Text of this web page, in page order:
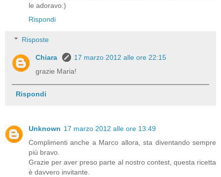
le adoravo:)
Rispondi
Risposte
Chiara
17 marzo 2012 alle ore 22:15
grazie Maria!
Rispondi
Unknown 17 marzo 2012 alle ore 13:49
Complimenti anche a Marco allora, sta diventando sempre
più bravo.
Grazie per aver preso parte al nostro contest, questa ricetta
è davvero invitante.